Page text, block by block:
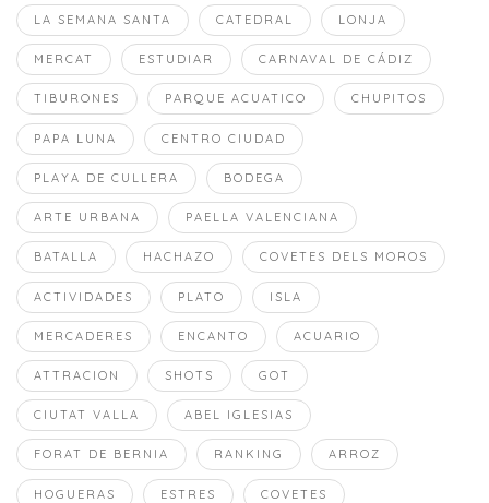
LA SEMANA SANTA CATEDRAL LONJA
MERCAT ESTUDIAR CARNAVAL DE CÁDIZ
TIBURONES PARQUE ACUATICO CHUPITOS
PAPA LUNA CENTRO CIUDAD
PLAYA DE CULLERA BODEGA
ARTE URBANA PAELLA VALENCIANA
BATALLA HACHAZO COVETES DELS MOROS
ACTIVIDADES PLATO ISLA
MERCADERES ENCANTO ACUARIO
ATTRACION SHOTS GOT
CIUTAT VALLA ABEL IGLESIAS
FORAT DE BERNIA RANKING ARROZ
HOGUERAS ESTRES COVETES